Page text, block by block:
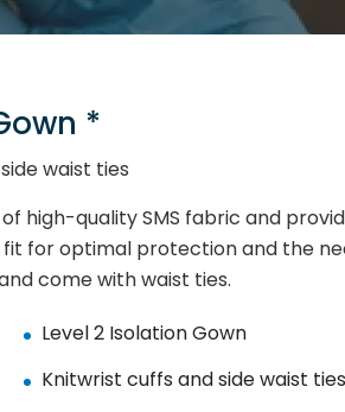
*
waist ties
high-quality SMS fabric and
fit for optimal protection and the
come with waist ties.
Level 2 Isolation Gown
Knitwrist cuffs and side waist ties